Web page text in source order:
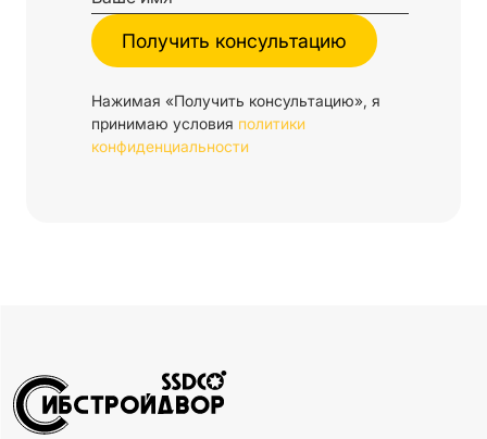
Нажимая «Получить консультацию», я
принимаю условия политики
конфиденциальности